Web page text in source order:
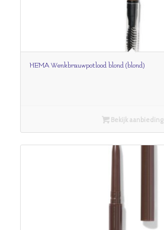
HEMA Wenkbrauwpotlood blond (blond)
Bekijk aanbieding